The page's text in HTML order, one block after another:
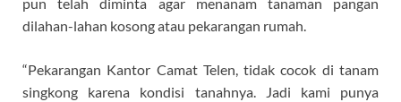
pun telah diminta agar menanam tanaman pangan
dilahan-lahan kosong atau pekarangan rumah.
“Pekarangan Kantor Camat Telen, tidak cocok di tanam
singkong karena kondisi tanahnya. Jadi kami punya